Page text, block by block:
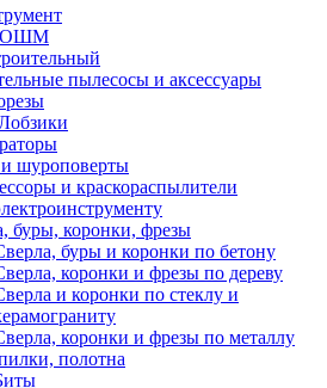
пылесосы и аксессуары
шуроповерты
и краскораспылители
буры, коронки, фрезы
буры и коронки по бетону
коронки и фрезы по дереву
и коронки по стеклу и
коронки и фрезы по металлу
полотна